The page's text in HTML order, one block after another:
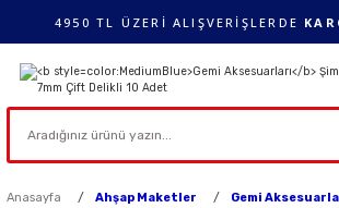
4950 TL ÜZERİ ALIŞVERİŞLERDE
Anasayfa Ahşap Maketler Gemi